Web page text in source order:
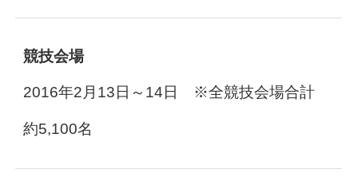
競技会場
2016年2月13日～14日 ※全競技会場合計
約5,100名